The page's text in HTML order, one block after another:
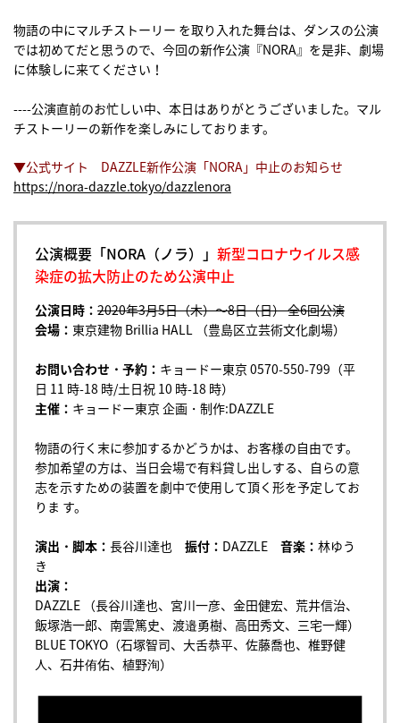
物語の中にマルチストーリー を取り入れた舞台は、ダンスの公演
では初めてだと思うので、今回の新作公演『NORA』を是非、劇場
に体験しに来てください！
----公演直前のお忙しい中、本日はありがとうございました。マル
チストーリーの新作を楽しみにしております。
▼公式サイト DAZZLE新作公演「NORA」中止のお知らせ
https://nora-dazzle.tokyo/dazzlenora
公演概要「NORA（ノラ）」 新型コロナウイルス感
染症の拡大防止のため公演中止
公演日時： 2020年3月5日（木）〜8日（日） 全6回公演
会場： 東京建物 Brillia HALL （豊島区立芸術文化劇場）
お問い合わせ・予約： キョードー東京 0570-550-799（平
日 11 時-18 時/土日祝 10 時-18 時）
主催： キョードー東京 企画・制作:DAZZLE
物語の行く末に参加するかどうかは、お客様の自由です。
参加希望の方は、当日会場で有料貸し出しする、自らの意
志を示すための装置を劇中で使用して頂く形を予定してお
りま す。
演出・脚本： 長谷川達也 振付： DAZZLE 音楽： 林ゆう
き
出演：
DAZZLE （長谷川達也、宮川一彦、金田健宏、荒井信治、
飯塚浩一郎、南雲篤史、渡邉勇樹、高田秀文、三宅一輝）
BLUE TOKYO（石塚智司、大舌恭平、佐藤喬也、椎野健
人、石井侑佑、植野洵）